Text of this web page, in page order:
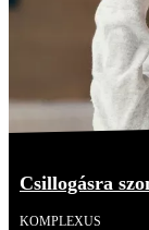
Csillogásra
KOMPLEXUS